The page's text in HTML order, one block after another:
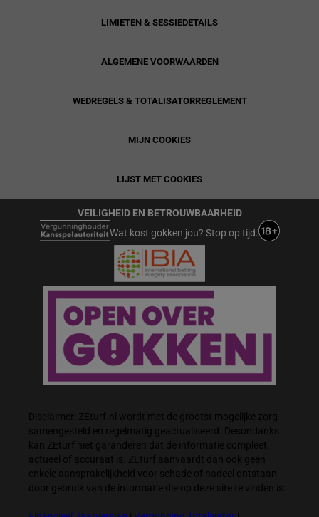
LIMIETEN & SESSIEDETAILS
ALGEMENE VOORWAARDEN
WEDREGELS & TOTALISATORREGLEMENT
MIJN COOKIES
LIJST MET COOKIES
VEILIGHEID EN BETROUWBAARHEID
Wat kost gokken jou? Stop op tijd.
Disclaimer: ZEturf.nl wordt met de grootst mogelijke zorg
samengesteld en regelmatig geactualiseerd. Desondanks
kan ZEturf niet garanderen dat de informatie compleet,
actueel of accuraat is. ZEturf aanvaardt dan ook geen
enkele aansprakelijkheid voor schade of nadeel ontstaan
door gebruik van de informatie die op deze site te vinden is.